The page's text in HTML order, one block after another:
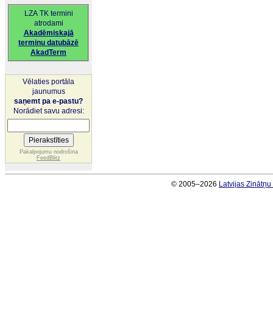
LZA TK termini
atrodami
Akadēmiskajā
terminu datubāzē
AkadTerm
Vēlaties portāla
jaunumus
saņemt pa e-pastu?
Norādiet savu adresi:
Pakalpojumu nodrošina
FeedBlitz
© 2005–2026 Latvijas